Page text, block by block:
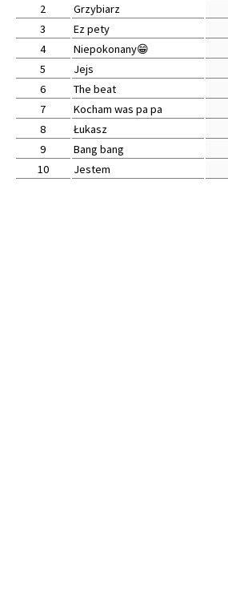
2
Grzybiarz
3
Ez pety
4
Niepokonany😁
5
Jejs
6
The beat
7
Kocham was pa pa
8
Łukasz
9
Bang bang
10
Jestem